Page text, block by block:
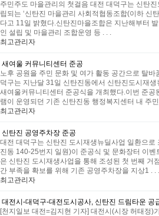
주민주도 마을관리의 첫걸음 대전 대덕구는 신탄
립되는 ‘신탄진 마을관리 사회적협동조합(이하 신
다고 11일 밝혔다.신탄진마을조합은 지난해부터
인 설립 및 마을관리 조합운영 등 . . .
최고관리자
새여울 커뮤니티센터 준공
노후 공원을 주민 문화 및 여가 활동 공간으로 탈바
덕구는 지난달 31일 신탄진동에서 신탄진도시재
새여울커뮤니티센터 준공식을 개최했다.이번 준공
램이 운영되던 기존 신탄진동 행정복지센터 내 주
최고관리자
신탄진 공영주차장 준공
대전 대덕구는 신탄진 도시재생뉴딜사업 일환으로
진동 140-25번지 일원)이 준공식 및 문화장터 이
은 신탄진 도시재생사업을 통해 조성된 첫 번째 거
간 부족을 확보를 위해 기존 공영주차장을 지상1 . . .
최고관리자
대전시-대덕구-대전도시공사, 신탄진 드림타운 공
[천지일보 대전=김지현 기자] 대전시(시장 허태정)